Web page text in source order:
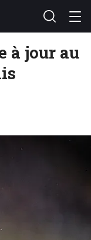
à jour au